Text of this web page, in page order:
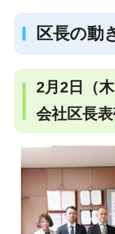
区長の動
2月2日（
会社区長